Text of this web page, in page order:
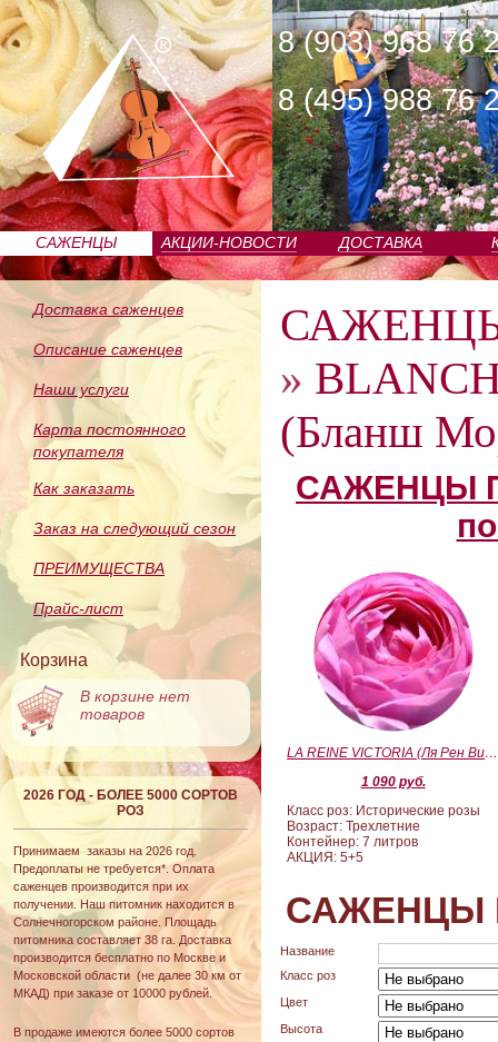
8 (903) 968 76
8 (495) 988 76
САЖЕНЦЫ
ПИТОМНИКА
АКЦИИ-НОВОСТИ ДОСТАВКА
Доставка саженцев
Описание саженцев
Наши услуги
Карта постоянного
покупателя
Как заказать
Заказ на следующий сезон
ПРЕИМУЩЕСТВА
Прайс-лист
Корзина
В корзине нет
товаров
2026 ГОД - БОЛЕЕ 5000 СОРТОВ
РОЗ
Принимаем заказы на 2026 год.
Предоплаты не требуется*. Оплата
саженцев производится при их
получении. Наш питомник находится в
Солнечногорском районе. Площадь
питомника составляет 38 га. Доставка
производится бесплатно по Москве и
Московской области (не далее 30 км от
МКАД) при заказе от 10000 рублей.
В продаже имеются более 5000 сортов
»
(Бланш
САЖЕНЦЫ
LA REINE VICTORIA (Ля Рен Виктория)
1 090 руб.
Класс роз: Исторические розы
Возраст: Трехлетние
Контейнер: 7 литров
АКЦИЯ: 5+5
САЖЕНЦЫ
Название
Класс роз
Цвет
Высота